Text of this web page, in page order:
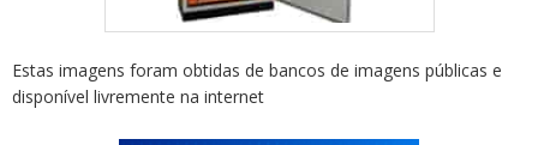
Estas imagens foram obtidas de bancos de imagens públicas e
disponível livremente na internet